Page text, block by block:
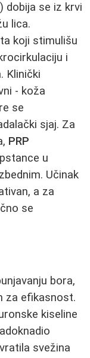
dobija se iz krvi
lica.
koji stimulišu
i
Klinički
- koža
se
sjaj. Za
PRP
u
Učinak
a za
se
bora,
za efikasnost.
kiseline
svežina